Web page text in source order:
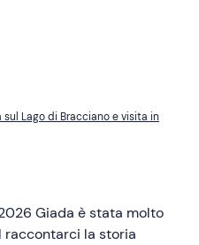
Lago di Bracciano e visita in
Giada è stata molto
raccontarci la storia